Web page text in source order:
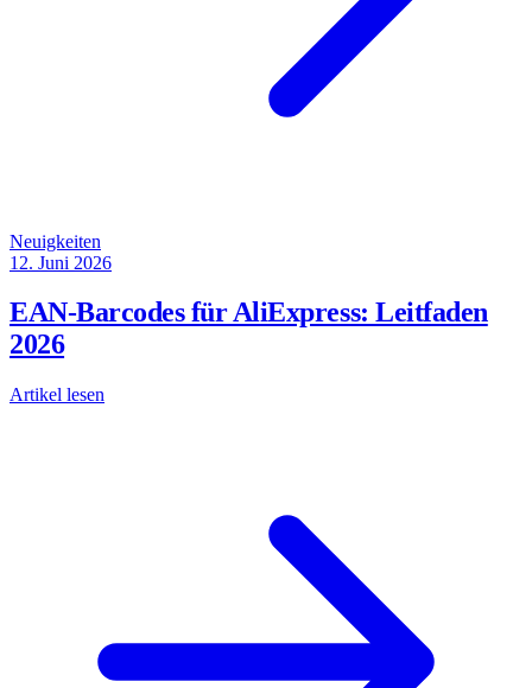
Neuigkeiten
12. Juni 2026
EAN-Barcodes für AliExpress: Leitfaden
2026
Artikel lesen